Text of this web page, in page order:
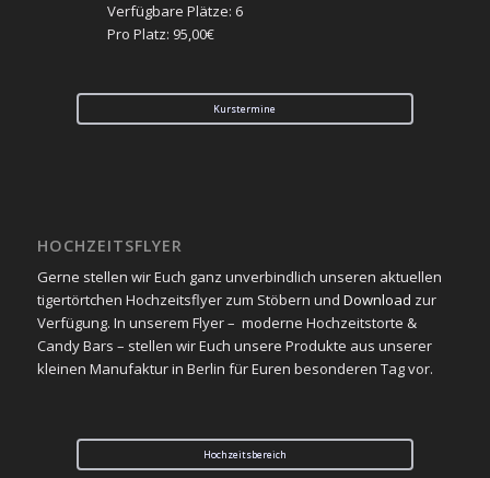
Verfügbare Plätze: 6
Pro Platz: 95,00€
Kurstermine
HOCHZEITSFLYER
Gerne stellen wir Euch ganz unverbindlich unseren aktuellen
tigertörtchen Hochzeitsflyer zum Stöbern und Download zur
Verfügung. In unserem Flyer – moderne Hochzeitstorte &
Candy Bars – stellen wir Euch unsere Produkte aus unserer
kleinen Manufaktur in Berlin für Euren besonderen Tag vor.
Hochzeitsbereich